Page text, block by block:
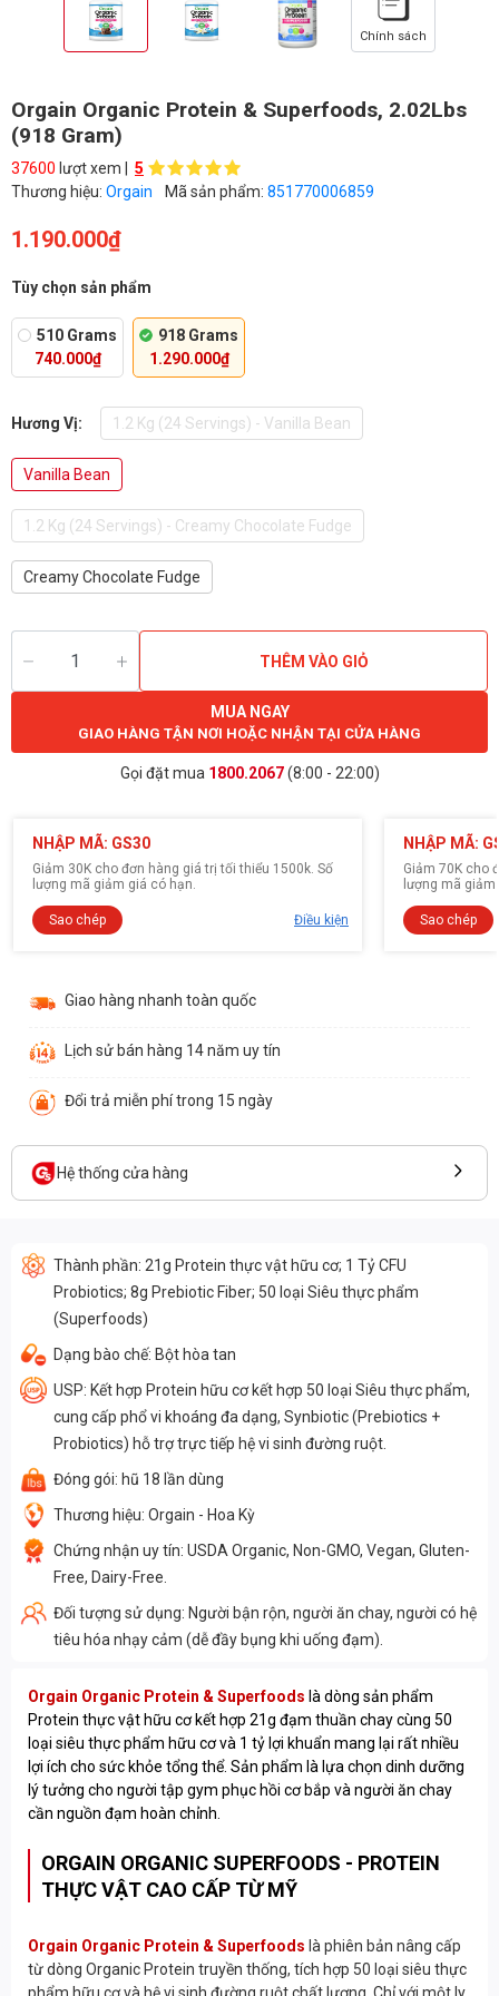
Chính sách
Orgain Organic Protein & Superfoods, 2.02Lbs
(918 Gram)
37600 lượt xem |
5
Thương hiệu: Orgain Mã sản phẩm: 851770006859
1.190.000₫
Tùy chọn sản phẩm
510 Grams
740.000₫
918 Grams
1.290.000₫
Hương Vị: 1.2 Kg (24 Servings) - Vanilla Bean
Vanilla Bean
1.2 Kg (24 Servings) - Creamy Chocolate Fudge
Creamy Chocolate Fudge
THÊM VÀO GIỎ
MUA NGAY
GIAO HÀNG TẬN NƠI HOẶC NHẬN TẠI CỬA HÀNG
Gọi đặt mua 1800.2067(8:00 - 22:00)
NHẬP MÃ: GS30
Giảm 30K cho đơn hàng giá trị tối thiểu 1500k. Số
lượng mã giảm giá có hạn.
Sao chép Điều kiện
NHẬP MÃ:
Giảm 70K cho
lượng mã
Sao chép
Giao hàng nhanh toàn quốc
Lịch sử bán hàng 14 năm uy tín
Đổi trả miễn phí trong 15 ngày
Hệ thống cửa hàng
Thành phần: 21g Protein thực vật hữu cơ; 1 Tỷ CFU
Probiotics; 8g Prebiotic Fiber; 50 loại Siêu thực phẩm
(Superfoods)
Dạng bào chế: Bột hòa tan
USP: Kết hợp Protein hữu cơ kết hợp 50 loại Siêu thực phẩm,
cung cấp phổ vi khoáng đa dạng, Synbiotic (Prebiotics +
Probiotics) hỗ trợ trực tiếp hệ vi sinh đường ruột.
Đóng gói: hũ 18 lần dùng
Thương hiệu: Orgain - Hoa Kỳ
Chứng nhận uy tín: USDA Organic, Non-GMO, Vegan, Gluten-
Free, Dairy-Free.
Đối tượng sử dụng: Người bận rộn, người ăn chay, người có hệ
tiêu hóa nhạy cảm (dễ đầy bụng khi uống đạm).
Orgain Organic Protein & Superfoods là dòng sản phẩm
Protein thực vật hữu cơ kết hợp 21g đạm thuần chay cùng 50
loại siêu thực phẩm hữu cơ và 1 tỷ lợi khuẩn mang lại rất nhiều
lợi ích cho sức khỏe tổng thể. Sản phẩm là lựa chọn dinh dưỡng
lý tưởng cho người tập gym phục hồi cơ bắp và người ăn chay
cần nguồn đạm hoàn chỉnh.
ORGAIN ORGANIC SUPERFOODS - PROTEIN
THỰC VẬT CAO CẤP TỪ MỸ
Orgain Organic Protein & Superfoods là phiên bản nâng cấp
từ dòng Organic Protein truyền thống, tích hợp 50 loại siêu thực